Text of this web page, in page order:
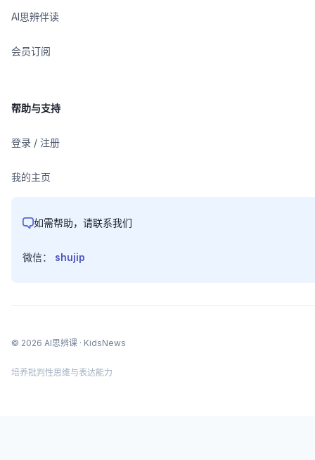
AI思辨伴读
会员订阅
帮助与支持
登录 / 注册
我的主页
如需帮助，请联系我们
微信： shujip
© 2026 AI思辨课 · KidsNews
培养批判性思维与表达能力